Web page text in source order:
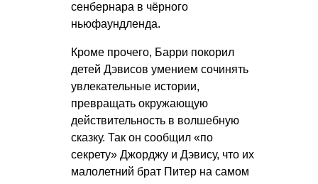
сенбернара в чёрного
ньюфаундленда.
Кроме прочего, Барри покорил
детей Дэвисов умением сочинять
увлекательные истории,
превращать окружающую
действительность в волшебную
сказку. Так он сообщил «по
секрету» Джорджу и Дэвису, что их
малолетний брат Питер на самом